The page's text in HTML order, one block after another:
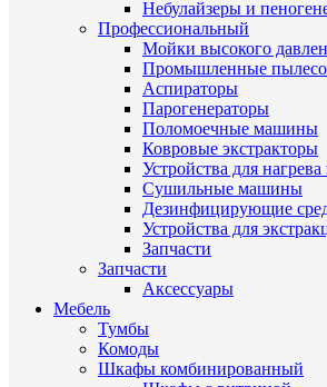
Небулайзеры и
Профессиональный
Мойки высокого
Промышленные
Аспираторы
Парогенераторы
Поломоечные машины
Ковровые экстракторы
Устройства для
Сушильные машины
Дезинфицирующие
Устройства для
Запчасти
Запчасти
Аксессуары
Мебель
Тумбы
Комоды
Шкафы комбинированный